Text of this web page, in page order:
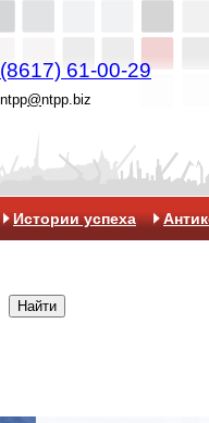
(8617) 61-00-29
ntpp@ntpp.biz
Истории успеха